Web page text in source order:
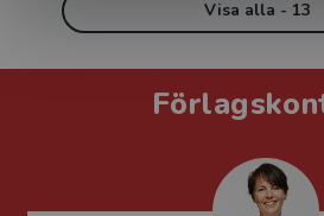
Visa alla - 13